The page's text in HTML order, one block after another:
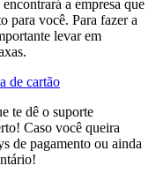
a empresa que
para você. Para fazer a
levar em
de cartão
te dê o suporte
Caso você queira
de pagamento ou ainda